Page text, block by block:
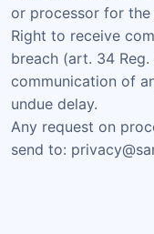
or processor for the
Right to receive
breach (art. 34
communication of
undue delay.
Any request on
send to: